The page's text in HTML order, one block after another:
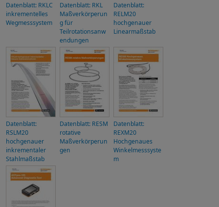
Datenblatt: RKLC
inkrementelles
Wegmesssystem
Datenblatt: RKL
Maßverkörperun
g für
Teilrotationsanw
endungen
Datenblatt:
RELM20
hochgenauer
Linearmaßstab
Datenblatt:
RSLM20
hochgenauer
inkrementaler
Stahlmaßstab
Datenblatt: RESM
rotative
Maßverkörperun
gen
Datenblatt:
REXM20
Hochgenaues
Winkelmesssyste
m